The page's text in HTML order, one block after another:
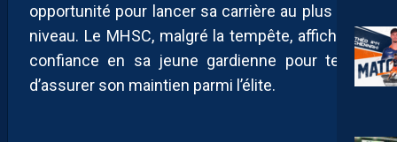
opportunité pour lancer sa carrière au plus haut
niveau. Le MHSC, malgré la tempête, affiche sa
confiance en sa jeune gardienne pour tenter
d’assurer son maintien parmi l’élite.